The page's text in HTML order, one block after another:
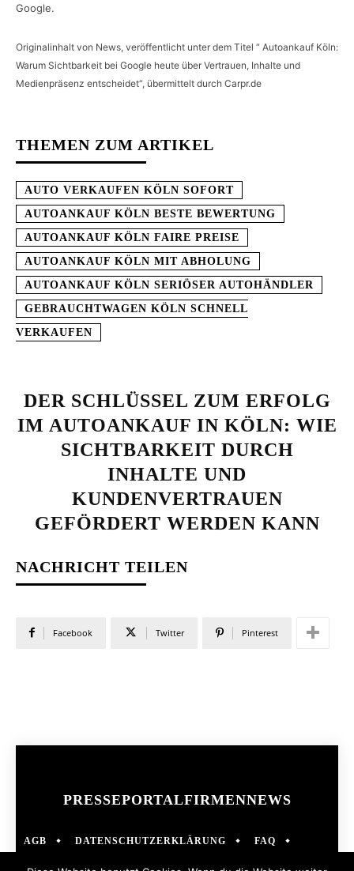
Google.
Originalinhalt von News, veröffentlicht unter dem Titel “ Autoankauf Köln:
Warum Sichtbarkeit bei Google heute über Vertrauen, Inhalte und
Medienpräsenz entscheidet“, übermittelt durch Carpr.de
THEMEN ZUM ARTIKEL
AUTO VERKAUFEN KÖLN SOFORT
AUTOANKAUF KÖLN BESTE BEWERTUNG
AUTOANKAUF KÖLN FAIRE PREISE
AUTOANKAUF KÖLN MIT ABHOLUNG
AUTOANKAUF KÖLN SERIÖSER AUTOHÄNDLER
GEBRAUCHTWAGEN KÖLN SCHNELL
VERKAUFEN
DER SCHLÜSSEL ZUM ERFOLG
IM AUTOANKAUF IN KÖLN: WIE
SICHTBARKEIT DURCH
INHALTE UND
KUNDENVERTRAUEN
GEFÖRDERT WERDEN KANN
NACHRICHT TEILEN
Facebook Twitter Pinterest
PRESSEPORTALFIRMENNEWS
AGB DATENSCHUTZERKLÄRUNG
FAQ